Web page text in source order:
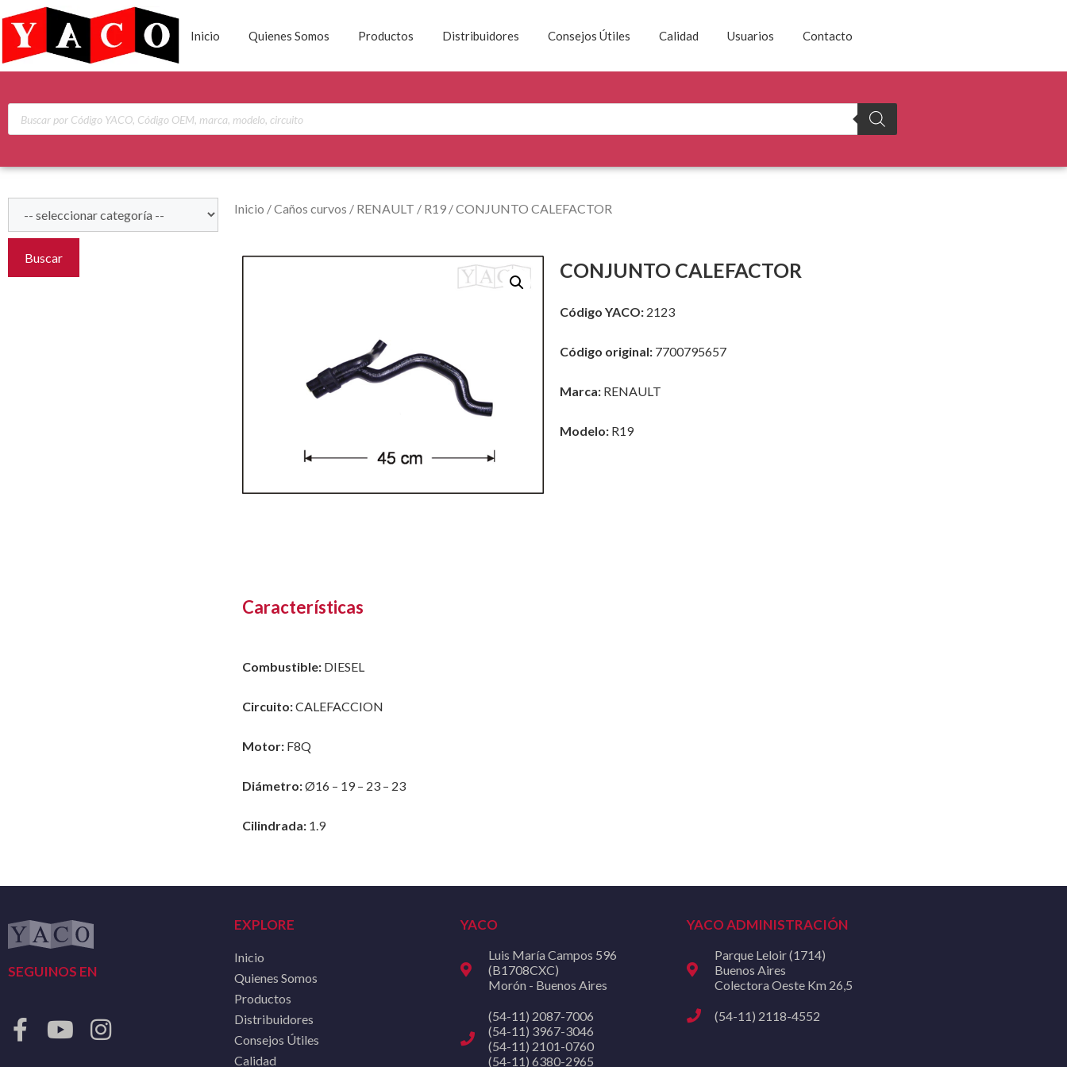
Inicio Quienes Somos Productos Distribuidores Consejos Útiles Calidad Usuarios Contacto
Buscar
Inicio /Caños curvos / RENAULT / R19 / CONJUNTO CALEFACTOR
CONJUNTO CALEFACTOR
Código YACO:2123
Código original:7700795657
Marca:RENAULT
Modelo:R19
Características
Combustible: DIESEL
Circuito:CALEFACCION
Motor: F8Q
Diámetro:Ø16 – 19 – 23 – 23
Cilindrada: 1.9
SEGUINOS EN
EXPLORE
Inicio
Quienes Somos
Productos
Distribuidores
Consejos Útiles
Calidad
YACO
Luis María Campos 596
(B1708CXC)
Morón - Buenos Aires
(54-11) 2087-7006
(54-11) 3967-3046
(54-11) 2101-0760
(54-11) 6380-2965
YACO ADMINISTRACIÓN
Parque Leloir (1714)
Buenos Aires
Colectora Oeste Km 26,5
(54-11) 2118-4552